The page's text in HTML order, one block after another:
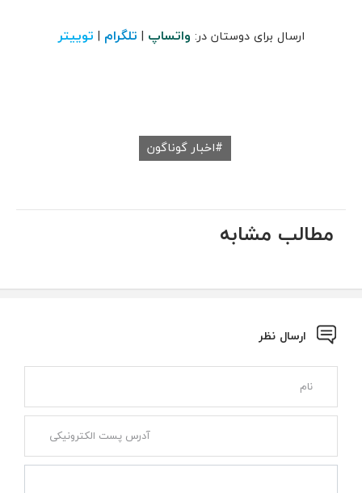
ارسال برای دوستان در: واتساپ | تلگرام | توییتر
اخبار گوناگون
مطالب مشابه
ارسال نظر